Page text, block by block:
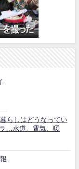
らしはどうなってい
…水道、電気、暖